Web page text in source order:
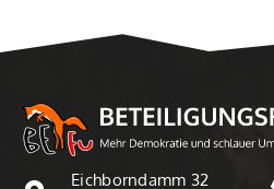
Eichborndamm 32